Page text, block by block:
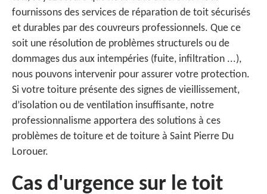
fournissons des services de réparation de toit sécurisés
et durables par des couvreurs professionnels. Que ce
soit une résolution de problèmes structurels ou de
dommages dus aux intempéries (fuite, infiltration ...),
nous pouvons intervenir pour assurer votre protection.
Si votre toiture présente des signes de vieillissement,
d’isolation ou de ventilation insuffisante, notre
professionnalisme apportera des solutions à ces
problèmes de toiture et de toiture à Saint Pierre Du
Lorouer.
Cas d'urgence sur le toit